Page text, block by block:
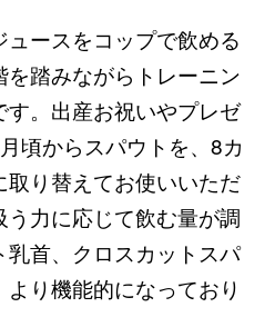
ースをコップで飲める
踏みながらトレーニン
。出産お祝いやプレゼ
頃からスパウトを、8カ
取り替えてお使いいただ
力に応じて飲む量が調
首、クロスカットスパ
り機能的になっており